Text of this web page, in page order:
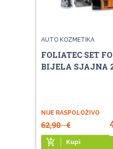
AUTO KOZMETIKA
FOLIATEC SET
BIJELA SJAJNA
NIJE RASPOLOŽIVO
62,90€
add_shopping_cart Kupi